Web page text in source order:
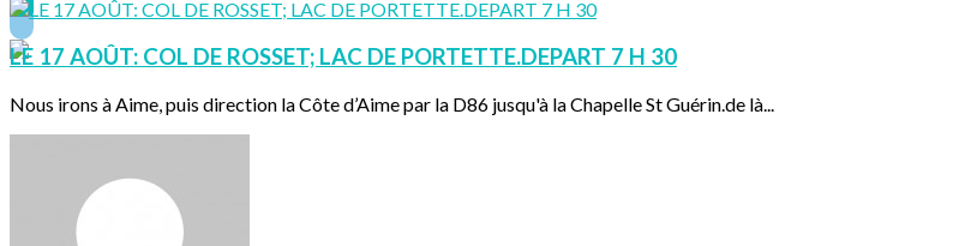
LE 17 AOÛT: COL DE ROSSET; LAC DE PORTETTE.DEPART 7 H 30
Nous irons à Aime, puis direction la Côte d’Aime par la D86 jusqu'à la Chapelle St Guérin.de là...